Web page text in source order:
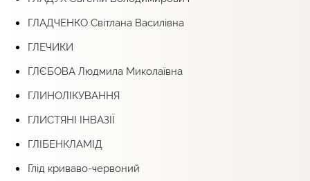
ГЛАДЧЕНКО Світлана Василівна
ГЛЕЧИКИ
ГЛЄБОВА Людмила Миколаївна
ГЛИНОЛІКУВАННЯ
ГЛИСТЯНІ ІНВАЗІЇ
ГЛІБЕНКЛАМІД
Глід криваво-червоний